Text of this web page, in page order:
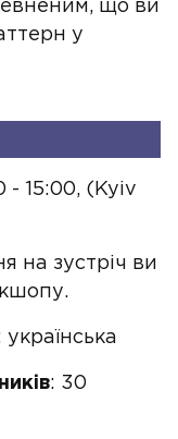
що ви
у
- 15:00, (Kyiv
на зустріч ви
українська
: 30